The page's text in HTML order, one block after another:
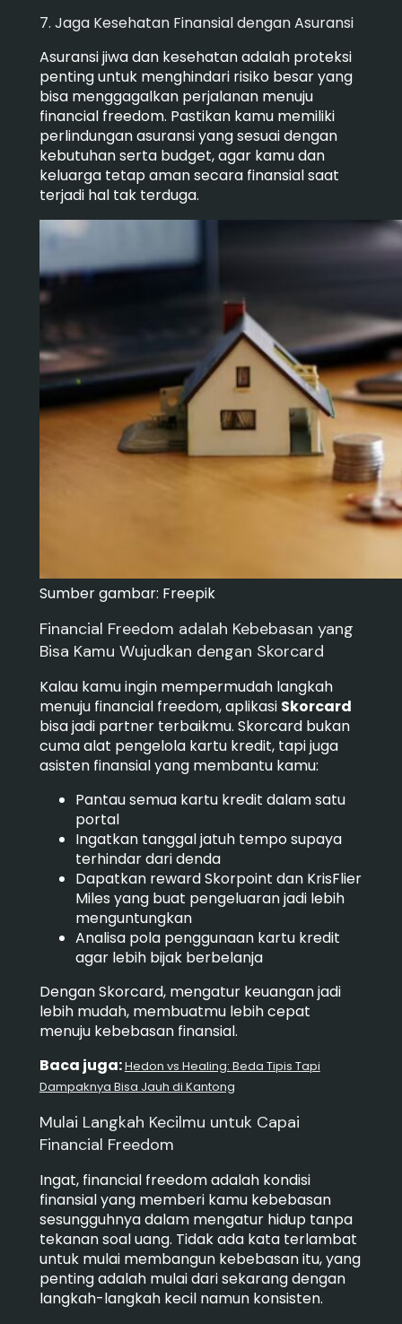
7. Jaga Kesehatan Finansial dengan Asuransi
Asuransi jiwa dan kesehatan adalah proteksi
penting untuk menghindari risiko besar yang
bisa menggagalkan perjalanan menuju
financial freedom. Pastikan kamu memiliki
perlindungan asuransi yang sesuai dengan
kebutuhan serta budget, agar kamu dan
keluarga tetap aman secara finansial saat
terjadi hal tak terduga.
Sumber gambar: Freepik
Financial Freedom adalah Kebebasan yang
Bisa Kamu Wujudkan dengan Skorcard
Kalau kamu ingin mempermudah langkah
menuju financial freedom, aplikasi Skorcard
bisa jadi partner terbaikmu. Skorcard bukan
cuma alat pengelola kartu kredit, tapi juga
asisten finansial yang membantu kamu:
Pantau semua kartu kredit dalam satu
portal
Ingatkan tanggal jatuh tempo supaya
terhindar dari denda
Dapatkan reward Skorpoint dan KrisFlier
Miles yang buat pengeluaran jadi lebih
menguntungkan
Analisa pola penggunaan kartu kredit
agar lebih bijak berbelanja
Dengan Skorcard, mengatur keuangan jadi
lebih mudah, membuatmu lebih cepat
menuju kebebasan finansial.
Baca juga:Hedon vs Healing: Beda Tipis Tapi
Dampaknya Bisa Jauh di Kantong
Mulai Langkah Kecilmu untuk Capai
Financial Freedom
Ingat, financial freedom adalah kondisi
finansial yang memberi kamu kebebasan
sesungguhnya dalam mengatur hidup tanpa
tekanan soal uang. Tidak ada kata terlambat
untuk mulai membangun kebebasan itu, yang
penting adalah mulai dari sekarang dengan
langkah-langkah kecil namun konsisten.